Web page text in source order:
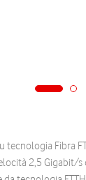
tecnologia Fibra
2,5 Gigabit/